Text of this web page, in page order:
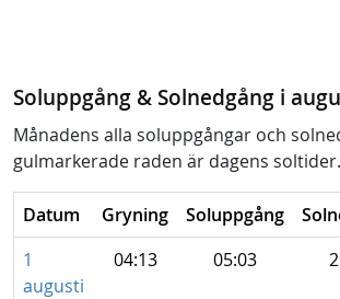
Soluppgång & Solnedgång i
Månadens alla soluppgångar och
gulmarkerade raden är dagens soltider.
Datum Gryning Soluppgång
1
augusti
04:13 05:03